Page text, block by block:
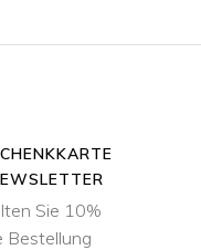
Sie 10%
Bestellung